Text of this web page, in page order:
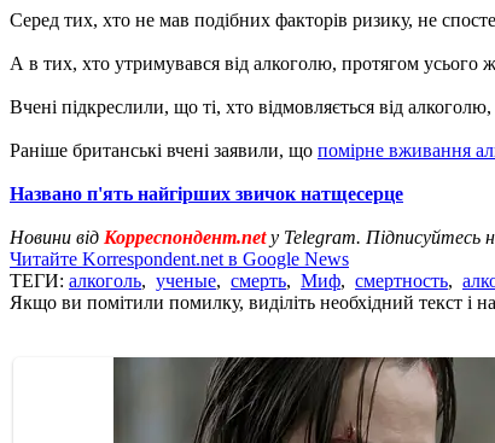
Серед тих, хто не мав подібних факторів ризику, не
А в тих, хто утримувався від алкоголю, протягом
Вчені підкреслили, що ті, хто відмовляється від
Раніше британські вчені заявили, що помірне вживання
Названо п'ять найгірших звичок натщесерце
Новини від Корреспондент.netу Telegram. Підписуйтесь
Читайте Korrespondent.net в Google News
ТЕГИ: алкоголь, ученые, смерть, Миф, смертность,
Якщо ви помітили помилку, виділіть необхідний текст і